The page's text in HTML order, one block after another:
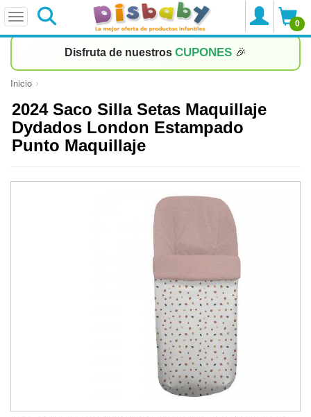
0
Disfruta de nuestros CUPONES 🎉
Inicio
2024 Saco Silla Setas Maquillaje
Dydados London Estampado
Punto Maquillaje